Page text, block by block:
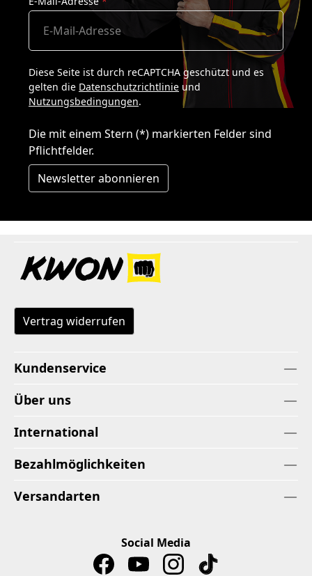
Diese Seite ist durch reCAPTCHA geschützt und es
gelten die Datenschutzrichtlinie und
Nutzungsbedingungen.
Die mit einem Stern (*) markierten Felder sind
Pflichtfelder.
Newsletter abonnieren
Vertrag widerrufen
Kundenservice
Über uns
International
Bezahlmöglichkeiten
Versandarten
Social Media